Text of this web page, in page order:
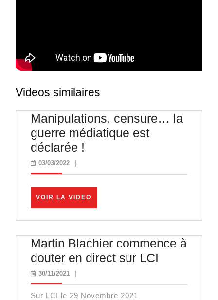
Videos similaires
Manipulations, censure… la
guerre médiatique est
déclarée !
la
guerre
médiatique
est
déclarée
!
03/03/202203/03/2022
VOIR LA VIDEO
Martin Blachier commence à
douter en direct sur LCI
commence
30/11/202130/11/2021
Sur LCI le 29 Novembre 2021